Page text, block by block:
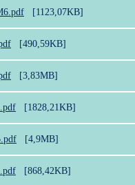
[1123,07KB]
[490,59KB]
[3,83MB]
[1828,21KB]
[4,9MB]
[868,42KB]